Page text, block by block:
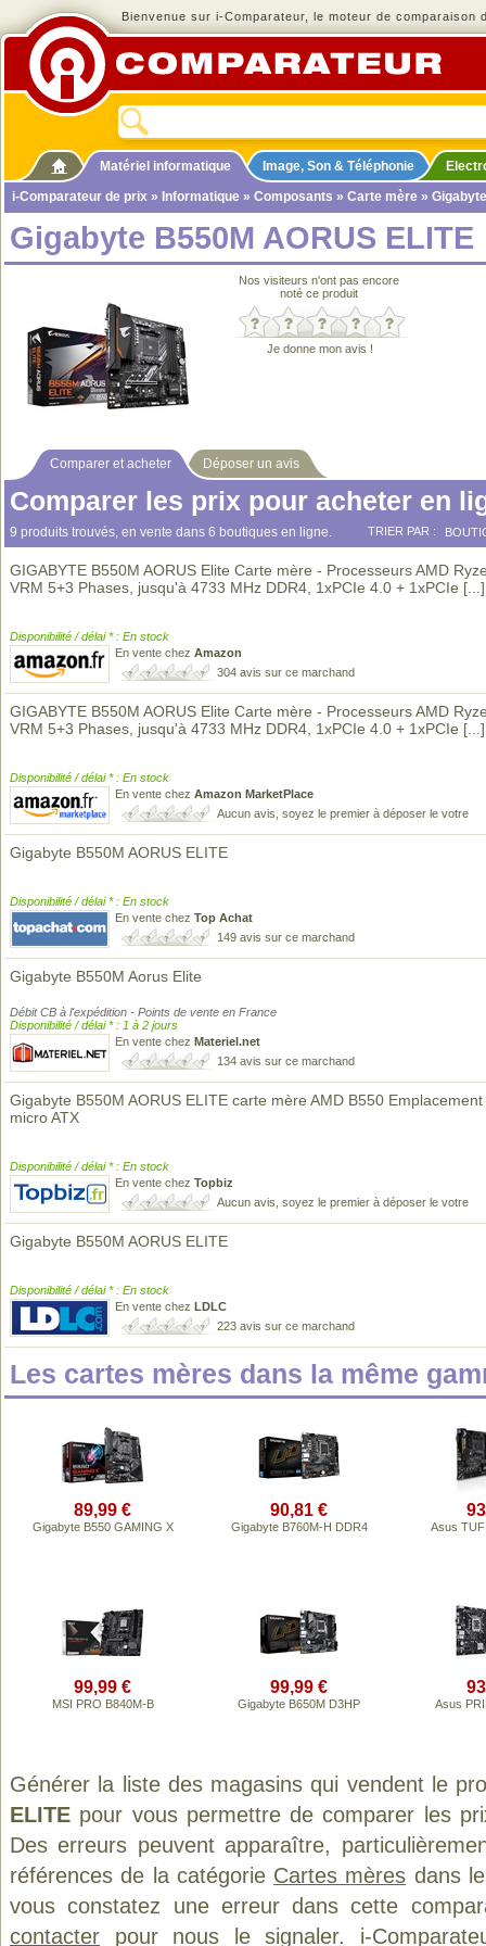
Bienvenue sur i-Comparateur, le moteur de comparaison
Matériel informatique Image, Son & Téléphonie
i-Comparateur de prix » Informatique » Composants » Carte mère »
Gigabyte B550M AORUS ELITE
Nos visiteurs n'ont pas encore
noté ce produit
Je donne mon avis !
Comparer et acheter Déposer un avis
Comparer les prix pour acheter en
9 produits trouvés, en vente dans 6 boutiques en ligne. TRIER PAR :
GIGABYTE B550M AORUS Elite Carte mère - Processeurs AMD
VRM 5+3 Phases, jusqu'à 4733 MHz DDR4, 1xPCIe 4.0 + 1xPCIe [...]
Disponibilité / délai * : En stock
En vente chez Amazon
304 avis sur ce marchand
GIGABYTE B550M AORUS Elite Carte mère - Processeurs AMD
VRM 5+3 Phases, jusqu'à 4733 MHz DDR4, 1xPCIe 4.0 + 1xPCIe [...]
Disponibilité / délai * : En stock
En vente chez Amazon MarketPlace
Aucun avis, soyez le premier à déposer le votre
Gigabyte B550M AORUS ELITE
Disponibilité / délai * : En stock
En vente chez Top Achat
149 avis sur ce marchand
Gigabyte B550M Aorus Elite
Débit CB à l'expédition - Points de vente en France
Disponibilité / délai * : 1 à 2 jours
En vente chez Materiel.net
134 avis sur ce marchand
Gigabyte B550M AORUS ELITE carte mère AMD B550 Emplacement
micro ATX
Disponibilité / délai * : En stock
En vente chez Topbiz
Aucun avis, soyez le premier à déposer le votre
Gigabyte B550M AORUS ELITE
Disponibilité / délai * : En stock
En vente chez LDLC
223 avis sur ce marchand
Les cartes mères dans la même
89,99 €
Gigabyte B550 GAMING X
90,81 €
Gigabyte B760M-H DDR4 Asus
99,99 €
MSI PRO B840M-B
99,99 €
Gigabyte B650M D3HP Asus
Générer la liste des magasins qui vendent le
ELITE pour vous permettre de comparer les
Des erreurs peuvent apparaître,
références de la catégorie Cartes mères dans
vous constatez une erreur dans cette
contacter pour nous le signaler. i-